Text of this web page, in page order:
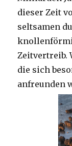
dieser Zeit
seltsamen
Zeitvertreib.
die sich
anfreunden